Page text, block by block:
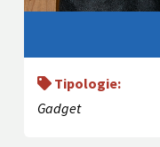
Tipologie:
Gadget